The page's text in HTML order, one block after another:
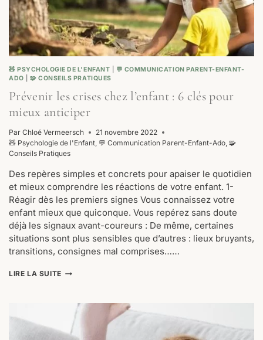
🧸 PSYCHOLOGIE DE L'ENFANT
💬 COMMUNICATION PARENT-ENFANT-
ADO |🧩 CONSEILS PRATIQUES
Prévenir les crises chez l’enfant : 6 clés pour
mieux anticiper
Par Chloé Vermeersch
21 novembre 2022
🧸 Psychologie de l'Enfant, 💬 Communication Parent-Enfant-Ado, 🧩
Conseils Pratiques
Des repères simples et concrets pour apaiser le quotidien
et mieux comprendre les réactions de votre enfant. 1-
Réagir dès les premiers signes Vous connaissez votre
enfant mieux que quiconque. Vous repérez sans doute
déjà les signaux avant-coureurs : De même, certaines
situations sont plus sensibles que d’autres : lieux bruyants,
transitions, consignes mal comprises……
LIRE LA SUITEPRÉVENIR
CHEZ
L’ENFANT
6